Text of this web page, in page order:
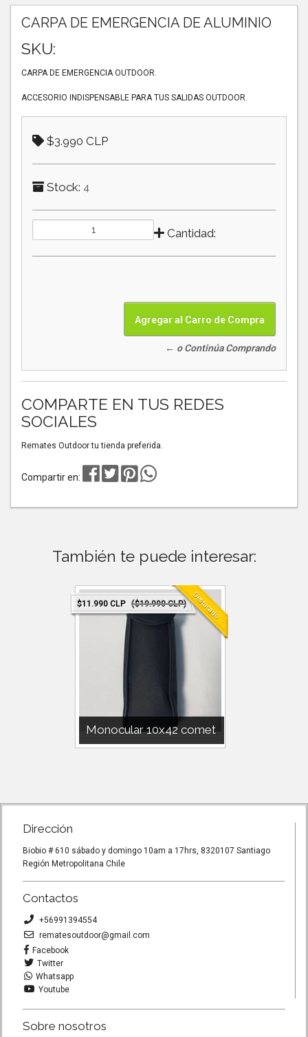
CARPA DE EMERGENCIA DE ALUMINIO
SKU:
CARPA DE EMERGENCIA OUTDOOR.
ACCESORIO INDISPENSABLE PARA TUS SALIDAS OUTDOOR.
$3.990 CLP
Stock: 4
Cantidad:
← o Continúa Comprando
COMPARTE EN TUS REDES
SOCIALES
Remates Outdoor tu tienda preferida.
Compartir en:
También te puede interesar:
$11.990 CLP ($19.990 CLP) Destacado
Monocular 10x42 comet
MONOCULAR 10X42 IDEAL PARA
Dirección
Biobio # 610 sábado y domingo 10am a 17hrs, 8320107 Santiago
Región Metropolitana Chile
Contactos
+56991394554
rematesoutdoor@gmail.com
Facebook
Twitter
Whatsapp
Youtube
Sobre nosotros